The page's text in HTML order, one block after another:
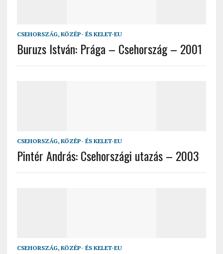
CSEHORSZÁG, KÖZÉP- ÉS KELET-EU
Buruzs István: Prága – Csehország – 2001
CSEHORSZÁG, KÖZÉP- ÉS KELET-EU
Pintér András: Csehországi utazás – 2003
CSEHORSZÁG, KÖZÉP- ÉS KELET-EU